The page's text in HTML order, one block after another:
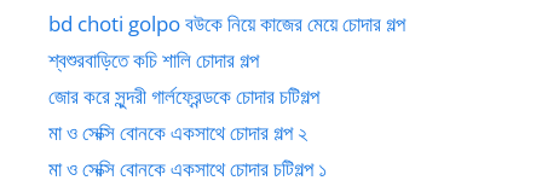
bd choti golpo বউকে নিয়ে কাজের মেয়ে চোদার গল্প
শ্বশুরবাড়িতে কচি শালি চোদার গল্প
জোর করে সুন্দরী গার্লফ্রেন্ডকে চোদার চটিগল্প
মা ও সেক্সি বোনকে একসাথে চোদার গল্প ২
মা ও সেক্সি বোনকে একসাথে চোদার চটিগল্প ১